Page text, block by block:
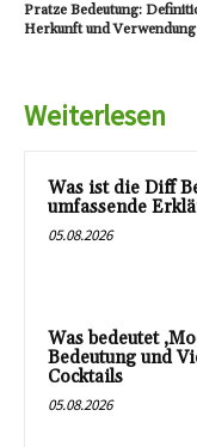
Pratze Bedeutung:
Herkunft und
Weiterlesen
Was ist die Diff
umfassende
05.08.2026
Was bedeutet
Bedeutung und
Cocktails
05.08.2026